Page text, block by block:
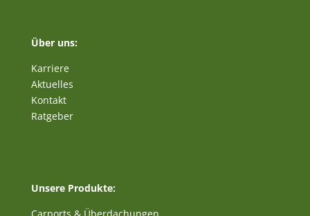
Über uns:
Karriere
Aktuelles
Kontakt
Ratgeber
Unsere Produkte: